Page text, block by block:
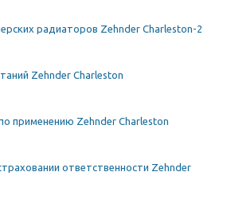
радиаторов Zehnder Charleston-2
Zehnder Charleston
применению Zehnder Charleston
ответственности Zehnder